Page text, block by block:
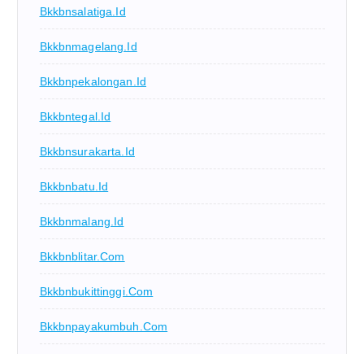
Bkkbnsalatiga.id
Bkkbnmagelang.id
Bkkbnpekalongan.id
Bkkbntegal.id
Bkkbnsurakarta.id
Bkkbnbatu.id
Bkkbnmalang.id
Bkkbnblitar.com
Bkkbnbukittinggi.com
Bkkbnpayakumbuh.com